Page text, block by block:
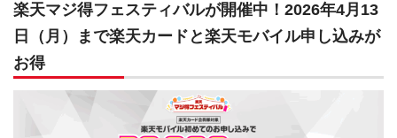
楽天マジ得フェスティバルが開催中！2026年4月13
日（月）まで楽天カードと楽天モバイル申し込みが
お得